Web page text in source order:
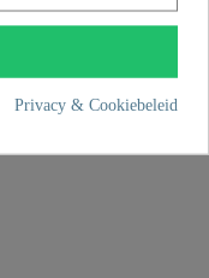
Privacy & Cookiebeleid